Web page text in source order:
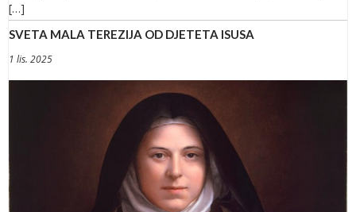
[…]
SVETA MALA TEREZIJA OD DJETETA ISUSA
1 lis. 2025